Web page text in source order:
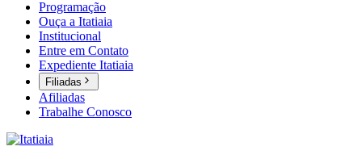
Programação
Ouça a Itatiaia
Institucional
Entre em Contato
Expediente Itatiaia
Filiadas
Afiliadas
Trabalhe Conosco